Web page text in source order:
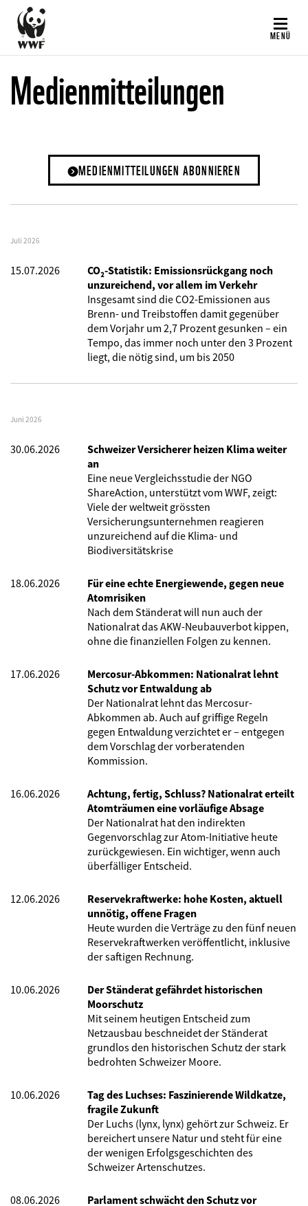
Direkt
zum
Inhalt
MENÜ
Medienmitteilungen
MEDIENMITTEILUNGEN ABONNIEREN
Juli 2026
15.07.2026
CO₂-Statistik: Emissionsrückgang noch
unzureichend, vor allem im Verkehr
Insgesamt sind die CO2-Emissionen aus
Brenn- und Treibstoffen damit gegenüber
dem Vorjahr um 2,7 Prozent gesunken – ein
Tempo, das immer noch unter den 3 Prozent
liegt, die nötig sind, um bis 2050
Juni 2026
30.06.2026
Schweizer Versicherer heizen Klima weiter
an
Eine neue Vergleichsstudie der NGO
ShareAction, unterstützt vom WWF, zeigt:
Viele der weltweit grössten
Versicherungsunternehmen reagieren
unzureichend auf die Klima- und
Biodiversitätskrise
18.06.2026
Für eine echte Energiewende, gegen neue
Atomrisiken
Nach dem Ständerat will nun auch der
Nationalrat das AKW-Neubauverbot kippen,
ohne die finanziellen Folgen zu kennen.
17.06.2026
Mercosur-Abkommen: Nationalrat lehnt
Schutz vor Entwaldung ab
Der Nationalrat lehnt das Mercosur-
Abkommen ab. Auch auf griffige Regeln
gegen Entwaldung verzichtet er – entgegen
dem Vorschlag der vorberatenden
Kommission.
16.06.2026
Achtung, fertig, Schluss? Nationalrat erteilt
Atomträumen eine vorläufige Absage
Der Nationalrat hat den indirekten
Gegenvorschlag zur Atom-Initiative heute
zurückgewiesen. Ein wichtiger, wenn auch
überfälliger Entscheid.
12.06.2026
Reservekraftwerke: hohe Kosten, aktuell
unnötig, offene Fragen
Heute wurden die Verträge zu den fünf neuen
Reservekraftwerken veröffentlicht, inklusive
der saftigen Rechnung.
10.06.2026
Der Ständerat gefährdet historischen
Moorschutz
Mit seinem heutigen Entscheid zum
Netzausbau beschneidet der Ständerat
grundlos den historischen Schutz der stark
bedrohten Schweizer Moore.
10.06.2026
Tag des Luchses: Faszinierende Wildkatze,
fragile Zukunft
Der Luchs (lynx, lynx) gehört zur Schweiz. Er
bereichert unsere Natur und steht für eine
der wenigen Erfolgsgeschichten des
Schweizer Artenschutzes.
08.06.2026
Parlament schwächt den Schutz vor